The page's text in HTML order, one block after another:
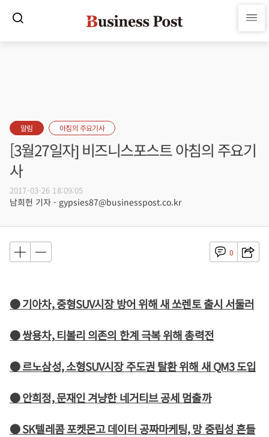
알림 아침의 주요기사
[3월27일자] 비즈니스포스트 아침의 주요기
사
2017-03-26 18:09:05
남희헌 기자 - gypsies87@businesspost.co.kr
0
● 기아차, 중형SUV시장 방어 위해 새 쏘렌토 출시 서둘러
● 쌍용차, 티볼리 의존의 한계 극복 위해 총력전
● 르노삼성, 소형SUV시장 주도권 탈환 위해 새 QM3 도입
● 안희정, 문재인 겨냥한 네거티브 공세 멈출까
● SK텔레콤 포켓몬고 데이터 공짜마케팅, 망 중립성 흔들